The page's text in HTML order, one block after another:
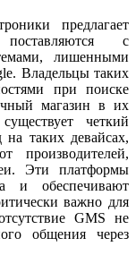
предлагает
с
лишенными
Владельцы таких
при поиске
магазин в их
четкий
таких девайсах,
производителей,
Эти платформы
и обеспечивают
важно для
GMS не
общения через